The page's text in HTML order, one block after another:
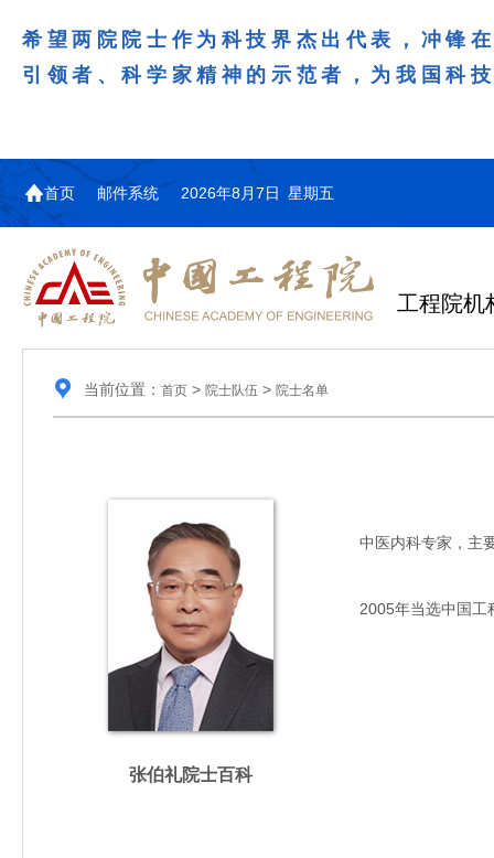
希望两院院士作为科技界杰出代表，冲锋
引领者、科学家精神的示范者，为我国科
首页 邮件系统 2026年8月7日 星期五
工程院机
当前位置： 首页> 院士队伍 > 院士名单
张伯礼院士百科
中医内科专家，主要
2005年当选中国工